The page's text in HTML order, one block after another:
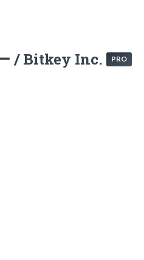
/ Bitkey Inc. PRO